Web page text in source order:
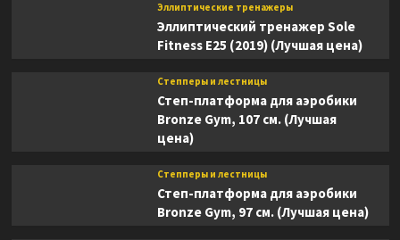
Эллиптические тренажеры
Эллиптический тренажер Sole
Fitness E25 (2019) (Лучшая цена)
Степперы и лестницы
Степ-платформа для аэробики
Bronze Gym, 107 см. (Лучшая
цена)
Степперы и лестницы
Степ-платформа для аэробики
Bronze Gym, 97 см. (Лучшая цена)